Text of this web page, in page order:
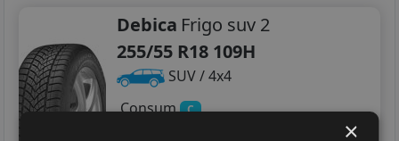
Debica Frigo suv 2
255/55 R18 109H
SUV / 4x4
Consum C
×